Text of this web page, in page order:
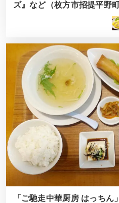
ズ』など（枚方市招提平野
「ご馳走中華厨房 はっち